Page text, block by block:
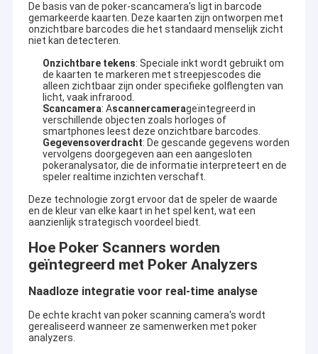
De basis van de poker-scancamera's ligt in barcode
gemarkeerde kaarten. Deze kaarten zijn ontworpen met
onzichtbare barcodes die het standaard menselijk zicht
niet kan detecteren.
Onzichtbare tekens: Speciale inkt wordt gebruikt om
de kaarten te markeren met streepjescodes die
alleen zichtbaar zijn onder specifieke golflengten van
licht, vaak infrarood.
Scancamera: Ascannercamerageïntegreerd in
verschillende objecten zoals horloges of
smartphones leest deze onzichtbare barcodes.
Gegevensoverdracht: De gescande gegevens worden
vervolgens doorgegeven aan een aangesloten
pokeranalysator, die de informatie interpreteert en de
speler realtime inzichten verschaft.
Deze technologie zorgt ervoor dat de speler de waarde
en de kleur van elke kaart in het spel kent, wat een
aanzienlijk strategisch voordeel biedt.
Hoe Poker Scanners worden
geïntegreerd met Poker Analyzers
Naadloze integratie voor real-time analyse
De echte kracht van poker scanning camera's wordt
gerealiseerd wanneer ze samenwerken met poker
analyzers.